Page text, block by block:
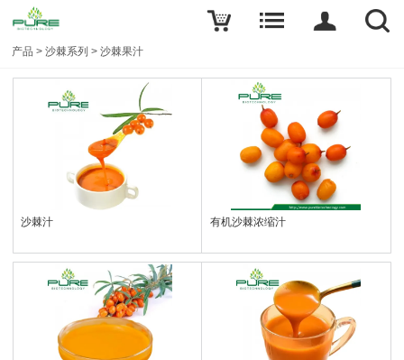
产品 >沙棘系列 >沙棘果汁
沙棘汁 有机沙棘浓缩汁